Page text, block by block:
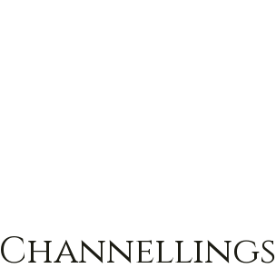
Channellings